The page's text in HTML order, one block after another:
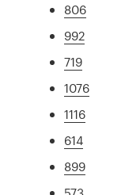
806
992
719
1076
1116
614
899